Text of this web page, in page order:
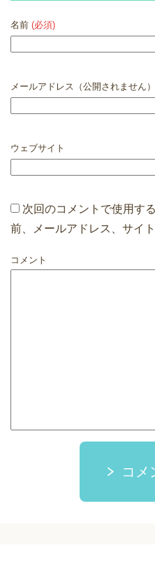
名前 (必須)
メールアドレス（公開されません）
ウェブサイト
次回のコメントで使用す
前、メールアドレス、サイト
コメント
コメ